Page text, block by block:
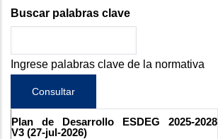
Buscar palabras clave
Ingrese palabras clave de la normativa
Plan de Desarrollo ESDEG 2025-2028
V3 (27-jul-2026)